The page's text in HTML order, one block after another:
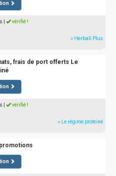
vérifié !
» Herbali Plus
frais de port offerts Le
vérifié !
» Le régime proteiné